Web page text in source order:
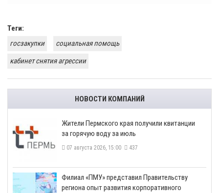
Теги:
госзакупки
социальная помощь
кабинет снятия агрессии
НОВОСТИ КОМПАНИЙ
​Жители Пермского края получили квитанции
за горячую воду за июль
07 августа 2026, 15:00 437
​Филиал «ПМУ» представил Правительству
региона опыт развития корпоративного